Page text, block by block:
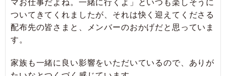
ついてきてくれましたが、それは快く迎えてくださる
配布先の皆さまと、メンバーのおかげだと思っていま
す。
家族も一緒に良い影響をいただいているので、ありが